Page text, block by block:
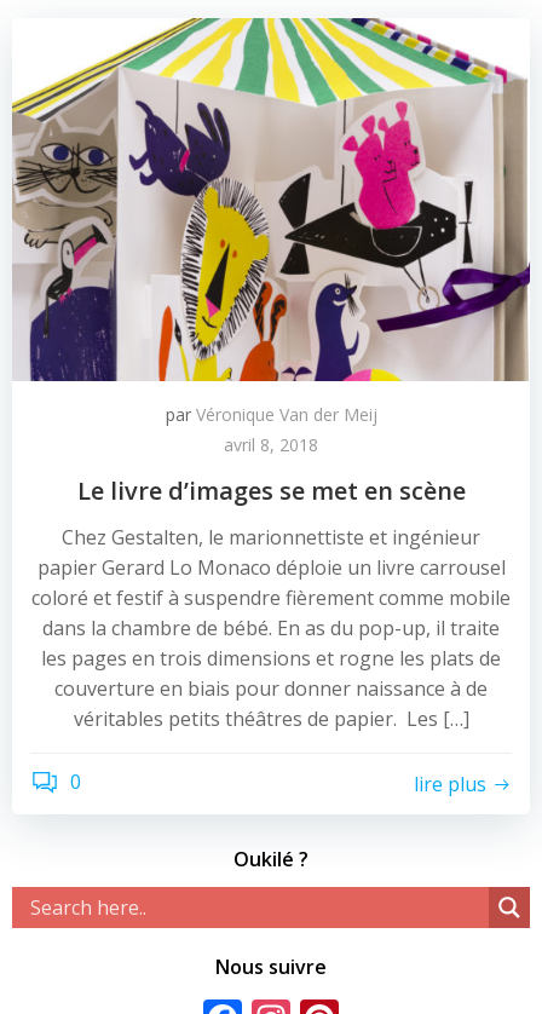
par Véronique Van der Meij
avril 8, 2018
Le livre d’images se met en scène
Chez Gestalten, le marionnettiste et ingénieur
papier Gerard Lo Monaco déploie un livre carrousel
coloré et festif à suspendre fièrement comme mobile
dans la chambre de bébé. En as du pop-up, il traite
les pages en trois dimensions et rogne les plats de
couverture en biais pour donner naissance à de
véritables petits théâtres de papier. Les […]
0 lire plus
Oukilé ?
Nous suivre